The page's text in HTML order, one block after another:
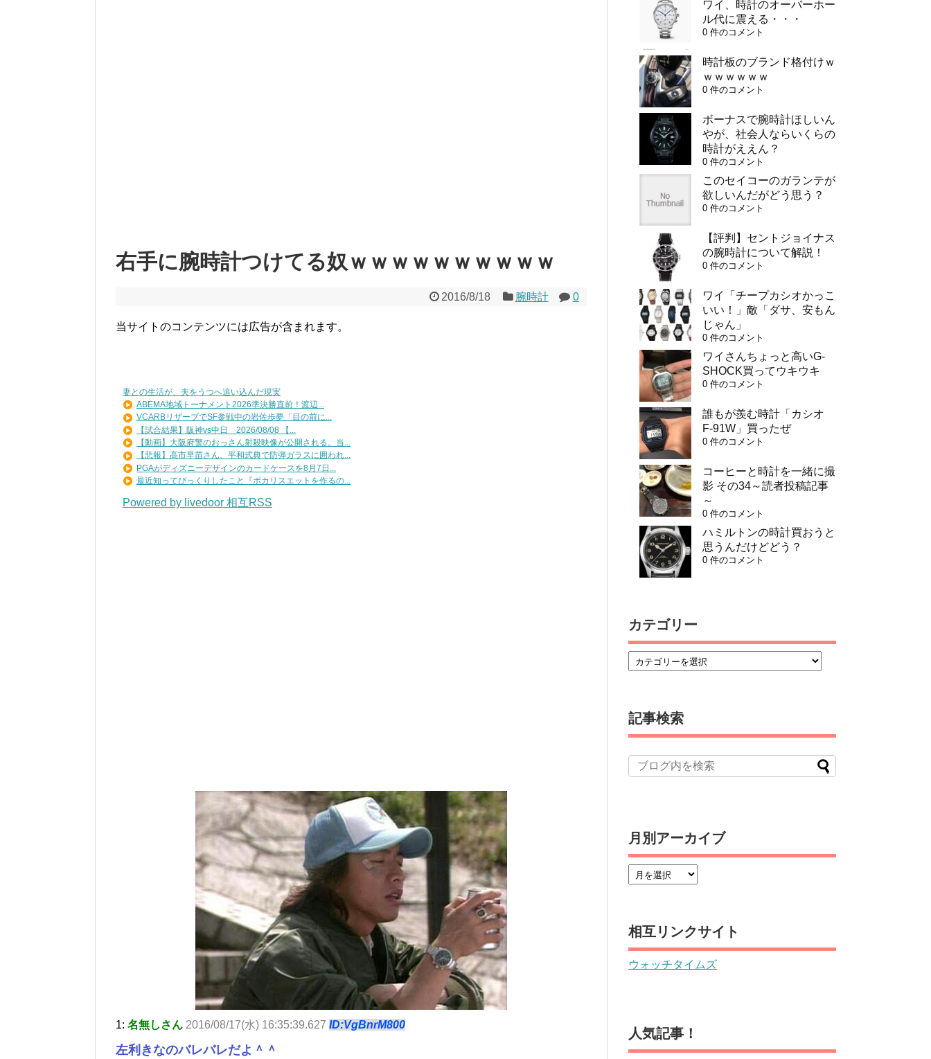
右手に腕時計つけてる奴ｗｗｗｗｗｗｗｗｗｗ
2016/8/18 腕時計 0
当サイトのコンテンツには広告が含まれます。
妻との生活が、夫をうつへ追い込んだ現実
ABEMA地域トーナメント2026準決勝直前！渡辺...
VCARBリザーブでSF参戦中の岩佐歩夢「目の前に...
【試合結果】阪神vs中日 2026/08/08 【...
【動画】大阪府警のおっさん射殺映像が公開される。当...
【悲報】高市早苗さん、平和式典で防弾ガラスに囲われ...
PGAがディズニーデザインのカードケースを8月7日...
最近知ってびっくりしたこと『ポカリスエットを作るの...
Powered by livedoor 相互RSS
1: 名無しさん 2016/08/17(水) 16:35:39.627 ID:VgBnrM800
左利きなのバレバレだよ＾＾
ワイ、時計のオーバーホー
ル代に震える・・・
0 件のコメント
時計板のブランド格付けｗ
ｗｗｗｗｗｗ
0 件のコメント
ボーナスで腕時計ほしいん
やが、社会人ならいくらの
時計がええん？
0 件のコメント
このセイコーのガランテが
欲しいんだがどう思う？
0 件のコメント
【評判】セントジョイナス
の腕時計について解説！
0 件のコメント
ワイ「チープカシオかっこ
いい！」敵「ダサ、安もん
じゃん」
0 件のコメント
ワイさんちょっと高いG-
SHOCK買ってウキウキ
0 件のコメント
誰もが羨む時計「カシオ
F-91W」買ったぜ
0 件のコメント
コーヒーと時計を一緒に撮
影 その34～読者投稿記事
～
0 件のコメント
ハミルトンの時計買おうと
思うんだけどどう？
0 件のコメント
カテゴリー
記事検索
月別アーカイブ
相互リンクサイト
ウォッチタイムズ
人気記事！